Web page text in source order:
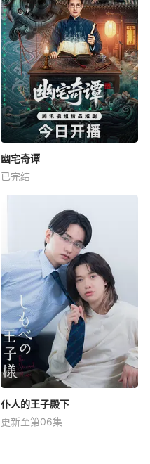
幽宅奇谭
已完结
仆人的王子殿下
更新至第06集